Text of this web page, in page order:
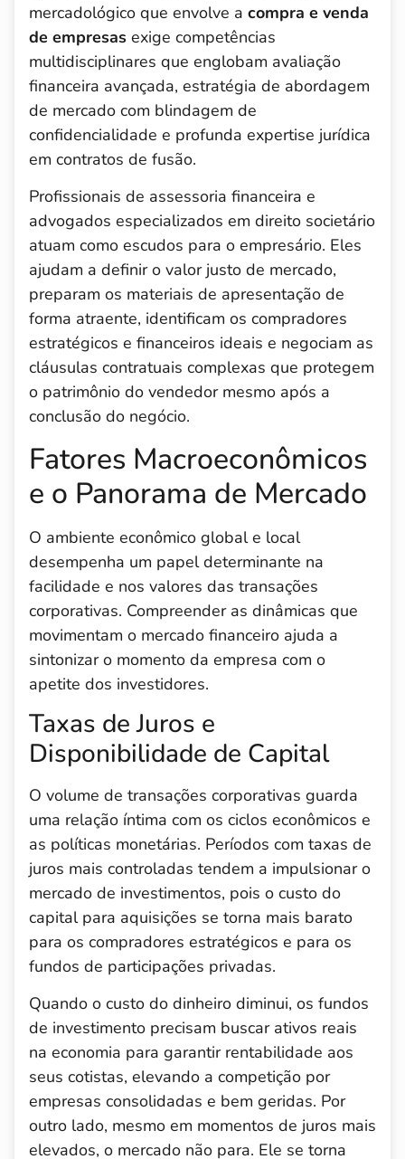
mercadológico que envolve a compra e venda
de empresas exige competências
multidisciplinares que englobam avaliação
financeira avançada, estratégia de abordagem
de mercado com blindagem de
confidencialidade e profunda expertise jurídica
em contratos de fusão.
Profissionais de assessoria financeira e
advogados especializados em direito societário
atuam como escudos para o empresário. Eles
ajudam a definir o valor justo de mercado,
preparam os materiais de apresentação de
forma atraente, identificam os compradores
estratégicos e financeiros ideais e negociam as
cláusulas contratuais complexas que protegem
o patrimônio do vendedor mesmo após a
conclusão do negócio.
Fatores Macroeconômicos
e o Panorama de Mercado
O ambiente econômico global e local
desempenha um papel determinante na
facilidade e nos valores das transações
corporativas. Compreender as dinâmicas que
movimentam o mercado financeiro ajuda a
sintonizar o momento da empresa com o
apetite dos investidores.
Taxas de Juros e
Disponibilidade de Capital
O volume de transações corporativas guarda
uma relação íntima com os ciclos econômicos e
as políticas monetárias. Períodos com taxas de
juros mais controladas tendem a impulsionar o
mercado de investimentos, pois o custo do
capital para aquisições se torna mais barato
para os compradores estratégicos e para os
fundos de participações privadas.
Quando o custo do dinheiro diminui, os fundos
de investimento precisam buscar ativos reais
na economia para garantir rentabilidade aos
seus cotistas, elevando a competição por
empresas consolidadas e bem geridas. Por
outro lado, mesmo em momentos de juros mais
elevados, o mercado não para. Ele se torna